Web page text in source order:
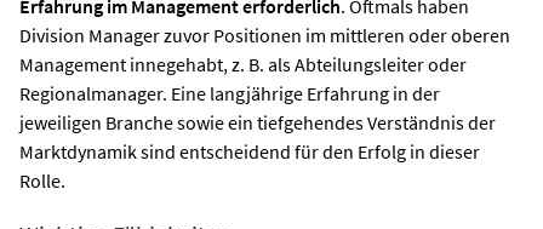
Erfahrung im Management erforderlich. Oftmals haben
Division Manager zuvor Positionen im mittleren oder oberen
Management innegehabt, z. B. als Abteilungsleiter oder
Regionalmanager. Eine langjährige Erfahrung in der
jeweiligen Branche sowie ein tiefgehendes Verständnis der
Marktdynamik sind entscheidend für den Erfolg in dieser
Rolle.